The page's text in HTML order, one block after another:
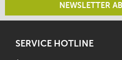
NEWSLETTER
SERVICE HOTLINE